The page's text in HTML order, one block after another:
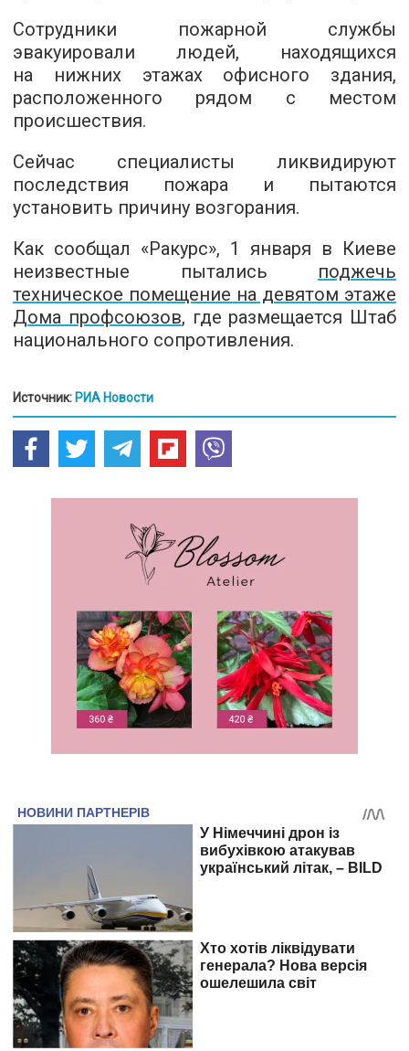
Сотрудники пожарной службы
эвакуировали людей, находящихся
на нижних этажах офисного здания,
расположенного рядом с местом
происшествия.
Сейчас специалисты ликвидируют
последствия пожара и пытаются
установить причину возгорания.
Как сообщал «Ракурс», 1 января в Киеве
неизвестные пытались поджечь
техническое помещение на девятом этаже
Дома профсоюзов, где размещается Штаб
национального сопротивления.
Источник: РИА Новости